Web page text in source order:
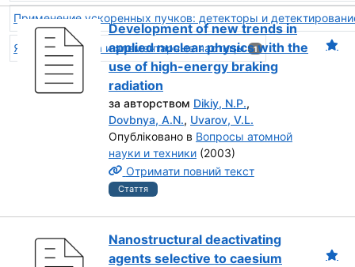
Применение ускоренных пучков: детекторы и
Ядерная физика и элементарные частицы 1
Development of new trends in
applied nuclear physics with the
use of high-energy braking
radiation
за авторством Dikiy, N.P.,
Dovbnya, A.N., Uvarov, V.L.
Опубліковано в Вопросы атомной
науки и техники (2003)
Отримати повний текст
Стаття
Nanostructural deactivating
agents selective to caesium